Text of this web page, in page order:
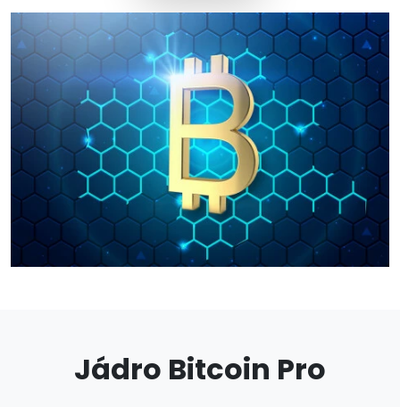
Jádro Bitcoin Pro